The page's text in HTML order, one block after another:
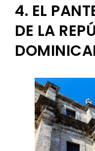
4. EL
DE LA